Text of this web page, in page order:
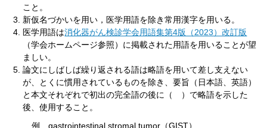
こと。
新仮名づかいを用い，医学用語を除き常用漢字を用いる。
医学用語は消化器がん検診学会用語集第4版（2023）改訂版
（学会ホームページ参照）に掲載された用語を用いることが望
ましい。
論文にしばしば繰り返される語は略語を用いて差し支えない
が、とくに慣用されているものを除き、要旨（日本語、英語）
と本文それぞれで初出の完全語の後に（ ）で略語を示した
後、使用すること。
例 gastrointestinal stromal tumor（GIST）